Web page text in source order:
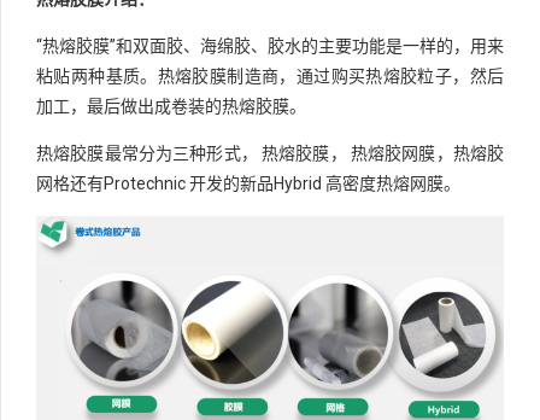
“热熔胶膜”和双面胶、海绵胶、胶水的主要功能是一样的，用来
粘贴两种基质。热熔胶膜制造商，通过购买热熔胶粒子，然后
加工，最后做出成卷装的热熔胶膜。
热熔胶膜最常分为三种形式， 热熔胶膜， 热熔胶网膜，热熔胶
网格还有Protechnic 开发的新品Hybrid 高密度热熔网膜。